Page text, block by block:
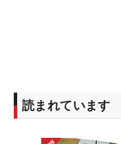
読まれています